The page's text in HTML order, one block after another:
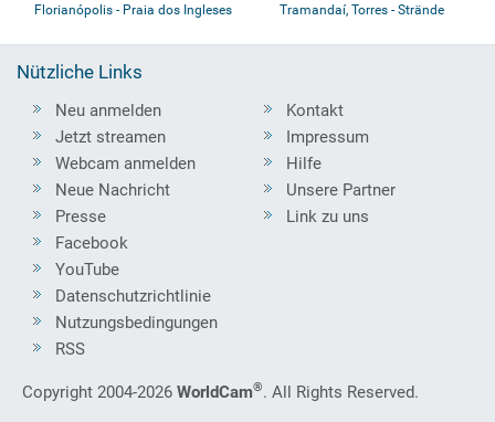
Florianópolis - Praia dos Ingleses Tramandaí, Torres - Strände
Nützliche Links
Neu anmelden
Jetzt streamen
Webcam anmelden
Neue Nachricht
Presse
Kontakt
Impressum
Hilfe
Unsere Partner
Link zu uns
Facebook
YouTube
Datenschutzrichtlinie
Nutzungsbedingungen
RSS
Copyright 2004-2026 WorldCam®. All Rights Reserved.